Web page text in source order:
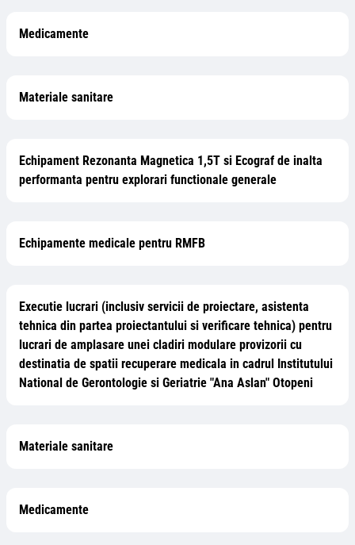
Medicamente
Materiale sanitare
Echipament Rezonanta Magnetica 1,5T si Ecograf de inalta
performanta pentru explorari functionale generale
Echipamente medicale pentru RMFB
Executie lucrari (inclusiv servicii de proiectare, asistenta
tehnica din partea proiectantului si verificare tehnica) pentru
lucrari de amplasare unei cladiri modulare provizorii cu
destinatia de spatii recuperare medicala in cadrul Institutului
National de Gerontologie si Geriatrie "Ana Aslan" Otopeni
Materiale sanitare
Medicamente